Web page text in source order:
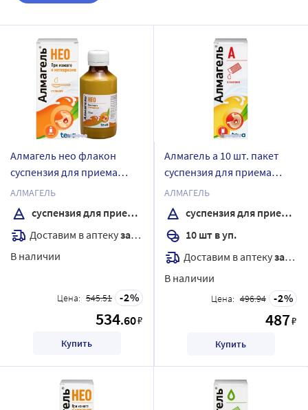
Алмагель нео флакон
суспензия для приема
внутрь 170 мл
АЛМАГЕЛЬ
суспензия для приема внутрь
Доставим в аптекузавтра
В наличии
Цена: 545.51 2
534.60₽
Купить
Алмагель а 10 шт. пакет
суспензия для приема
внутрь 10 мл
АЛМАГЕЛЬ
суспензия для приема внутрь
10 шт в уп.
Доставим в аптекузавтра
В наличии
Цена: 496.94 2
487₽
Купить